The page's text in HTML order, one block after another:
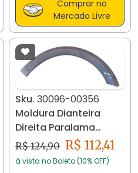
Comprar no
Mercado Livre
Sku. 30096-00356
Moldura Dianteira
Direita Paralama
Saveiro G6 G7 30096
R$ 124,90 R$ 112,41
à vista no Boleto (10% OFF)